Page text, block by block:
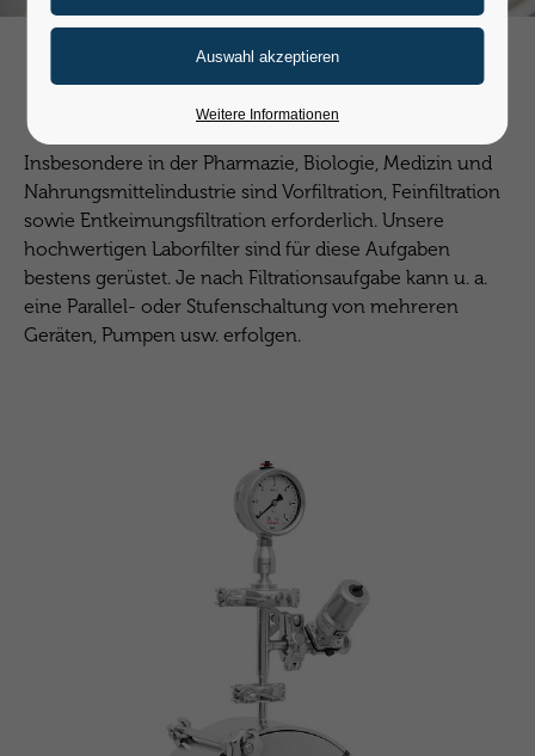
LABORFILTER
Insbesondere in der Pharmazie, Biologie, Medizin und
Nahrungsmittelindustrie sind Vorfiltration, Feinfiltration
sowie Entkeimungsfiltration erforderlich. Unsere
hochwertigen Laborfilter sind für diese Aufgaben
bestens gerüstet. Je nach Filtrationsaufgabe kann u. a.
eine Parallel- oder Stufenschaltung von mehreren
Geräten, Pumpen usw. erfolgen.
Weitere Informationen